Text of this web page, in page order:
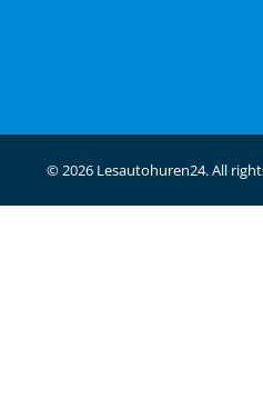
© 2026 Lesautohuren24. All